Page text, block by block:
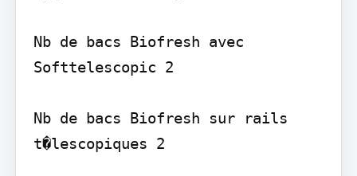
Nb de bacs Biofresh avec
Softtelescopic 2
Nb de bacs Biofresh sur rails
t�lescopiques 2